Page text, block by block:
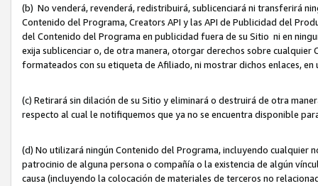
(b) No venderá, revenderá, redistribuirá, sublicenciará ni transferirá
Contenido del Programa, Creators API y las API de Publicidad del
del Contenido del Programa en publicidad fuera de su Sitio ni en
exija sublicenciar o, de otra manera, otorgar derechos sobre
formateados con su etiqueta de Afiliado, ni mostrar dichos enlaces,
(c) Retirará sin dilación de su Sitio y eliminará o destruirá de otra
respecto al cual le notifiquemos que ya no se encuentra disponible
(d) No utilizará ningún Contenido del Programa, incluyendo cualquier
patrocinio de alguna persona o compañía o la existencia de algún
causa (incluyendo la colocación de materiales de terceros no